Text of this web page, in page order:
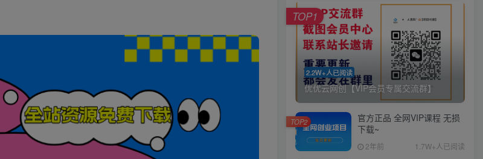
2.2W+人已阅读
优优云网创【VIP会员专属交流群】
TOP1
官方正品 全网VIP课程 无损
下载~
2年前 1.7W+人已阅读
TOP2